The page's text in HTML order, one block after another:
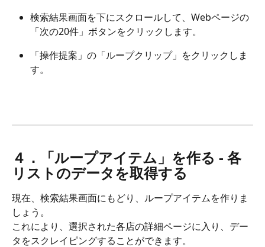
検索結果画面を下にスクロールして、Webページの
「次の20件」ボタンをクリックします。
「操作提案」の「ループクリップ」をクリックしま
す。
４．「ループアイテム」を作る - 各
リストのデータを取得する
現在、検索結果画面にもどり、ループアイテムを作りま
しょう。
これにより、選択された各店の詳細ページに入り、デー
タをスクレイピングすることができます。